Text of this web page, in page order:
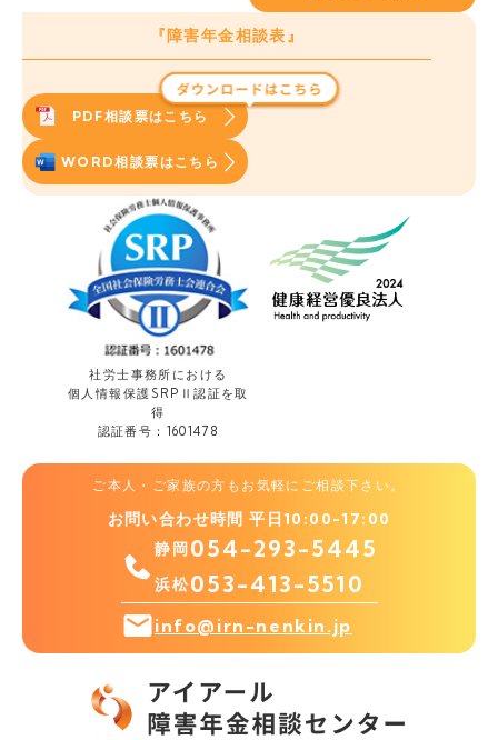
『障害年金相談表』
PDF相談票はこちら
WORD相談票はこちら
社労士事務所における
個人情報保護SRPⅡ認証を取
得
認証番号：1601478
ご本人・ご家族の方もお気軽にご相談下さい。
お問い合わせ時間 平日10:00-17:00
静岡054-293-5445
浜松053-413-5510
info@irn-nenkin.jp